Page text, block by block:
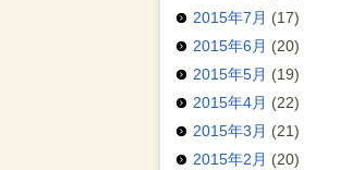
2015年7月 (17)
2015年6月 (20)
2015年5月 (19)
2015年4月 (22)
2015年3月 (21)
2015年2月 (20)